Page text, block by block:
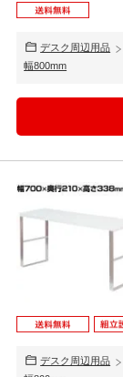
デスク周辺用品
幅800mm
デスク周辺用品